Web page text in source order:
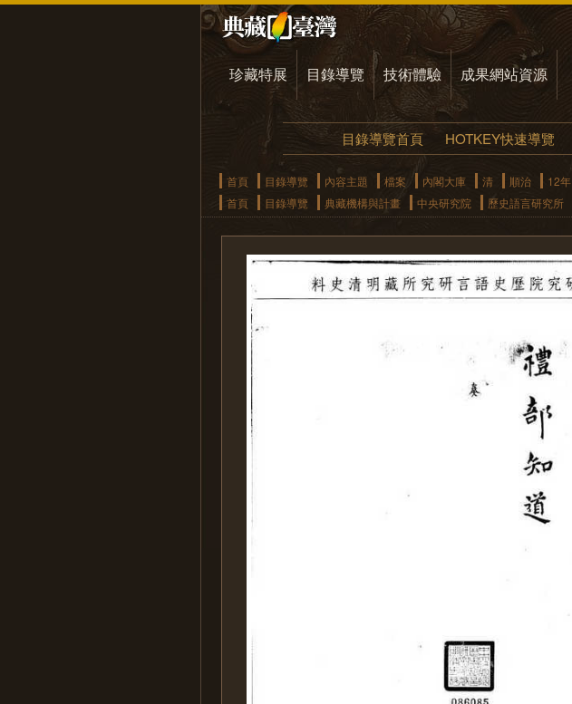
珍藏特展 目錄導覽 技術體驗 成果網站資源
目錄導覽首頁 HOTKEY快速導覽
首頁 目錄導覽 內容主題 檔案 內閣大庫 清 順治 12年
首頁
目錄導覽 典藏機構與計畫 中央研究院 歷史語言研究所